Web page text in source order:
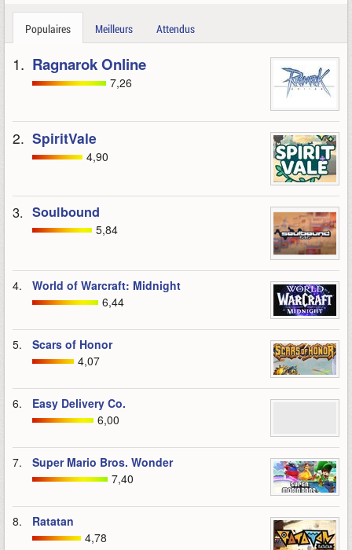
Populaires Meilleurs Attendus
1. Ragnarok Online
7,26
2. SpiritVale
4,90
3. Soulbound
5,84
4.
World of Warcraft: Midnight
6,44
5.
Scars of Honor
4,07
6.
Easy Delivery Co.
6,00
7.
Super Mario Bros. Wonder
7,40
8.
Ratatan
4,78